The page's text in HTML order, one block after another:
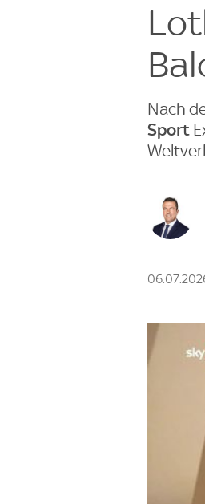
Nach
Sport